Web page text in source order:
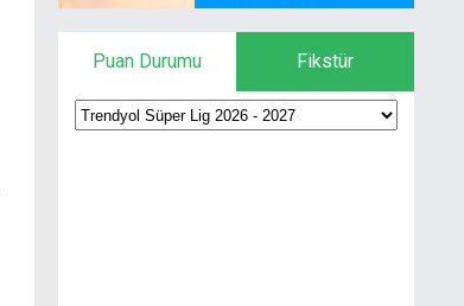
Puan Durumu Fikstür